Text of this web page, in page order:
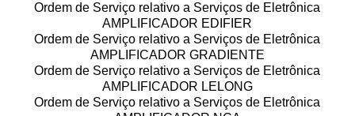
Ordem de Serviço relativo a Serviços de Eletrônica
AMPLIFICADOR EDIFIER
Ordem de Serviço relativo a Serviços de Eletrônica
AMPLIFICADOR GRADIENTE
Ordem de Serviço relativo a Serviços de Eletrônica
AMPLIFICADOR LELONG
Ordem de Serviço relativo a Serviços de Eletrônica